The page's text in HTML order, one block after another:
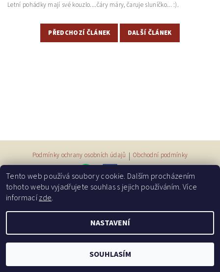
Letní pohádky mají své kouzlo....čáry máry, čaruje sluníčko... :).
PŘEDCHOZÍ ČLÁNEK DALŠÍ ČLÁNEK
Podmínky ochrany osobních údajů | Obchodní podmínky
2026 © Příběhy měsíční duhy, všechna práva vyhrazena
Vytvořil Shoptet
Tento web používá soubory cookie. Dalším procházením
tohoto webu vyjadřujete souhlas s jejich používáním. Více
informacízde.
NASTAVENÍ
SOUHLASÍM